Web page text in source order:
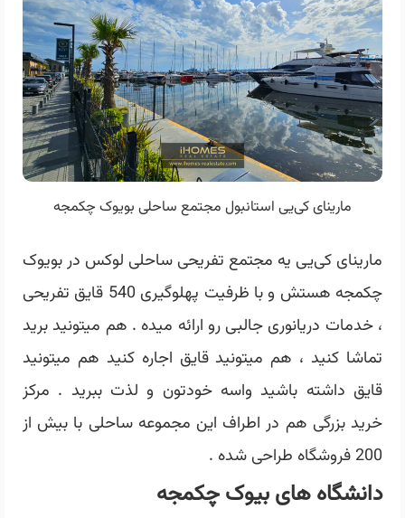
مارینای کی‌یی استانبول مجتمع ساحلی بویوک چکمجه
مارینای کی‌یی یه مجتمع تفریحی ساحلی لوکس در بویوک
چکمجه هستش و با ظرفیت پهلوگیری 540 قایق تفریحی
، خدمات دریانوری جالبی رو ارائه میده . هم میتونید برید
تماشا کنید ، هم میتونید قایق اجاره کنید هم میتونید
قایق داشته باشید واسه خودتون و لذت ببرید . مرکز
خرید بزرگی هم در اطراف این مجموعه ساحلی با بیش از
200 فروشگاه طراحی شده .
دانشگاه های بیوک چکمجه